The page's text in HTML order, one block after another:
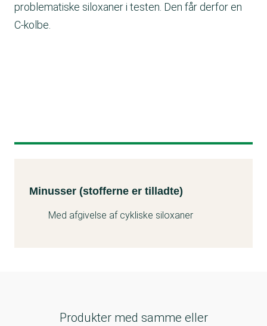
problematiske siloxaner i testen. Den får derfor en
C-kolbe.
Minusser (stofferne er tilladte)
Med afgivelse af cykliske siloxaner
Produkter med samme eller